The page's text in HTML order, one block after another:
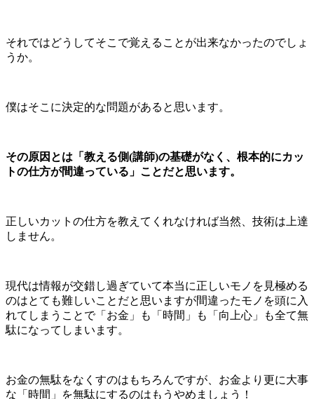
それではどうしてそこで覚えることが出来なかったのでしょ
うか。
僕はそこに決定的な問題があると思います。
その原因とは「教える側(講師)の基礎がなく、根本的にカッ
トの仕方が間違っている」ことだと思います。
正しいカットの仕方を教えてくれなければ当然、技術は上達
しません。
現代は情報が交錯し過ぎていて本当に正しいモノを見極める
のはとても難しいことだと思いますが間違ったモノを頭に入
れてしまうことで「お金」も「時間」も「向上心」も全て無
駄になってしまいます。
お金の無駄をなくすのはもちろんですが、お金より更に大事
な「時間」を無駄にするのはもうやめましょう！